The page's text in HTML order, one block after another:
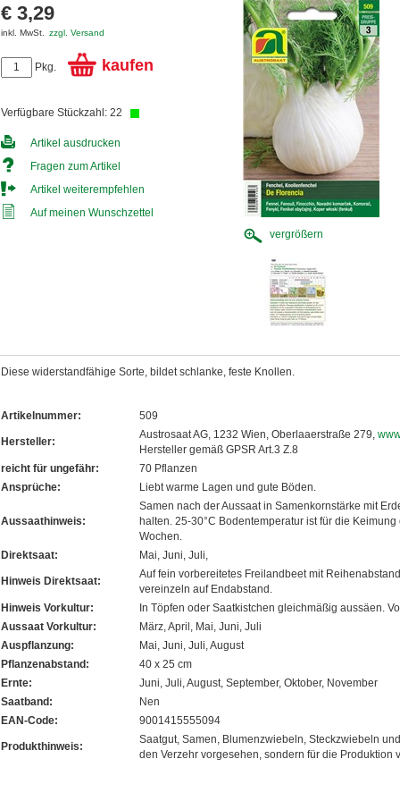
€ 3,29
inkl. MwSt. zzgl. Versand
Pkg. kaufen
Verfügbare Stückzahl: 22
Artikel ausdrucken
Fragen zum Artikel
Artikel weiterempfehlen
Auf meinen Wunschzettel
vergrößern
Diese widerstandfähige Sorte, bildet schlanke, feste Knollen.
Artikelnummer: 509
Hersteller:
Austrosaat AG, 1232 Wien, Oberlaaerstraße 279,
Hersteller gemäß GPSR Art.3 Z.8
reicht für ungefähr:
70 Pflanzen
Ansprüche:
Liebt warme Lagen und gute Böden.
Aussaathinweis:
Samen nach der Aussaat in Samenkornstärke mit
halten. 25-30°C Bodentemperatur ist für die
Wochen.
Direktsaat:
Mai, Juni, Juli,
Hinweis Direktsaat:
Auf fein vorbereitetes Freilandbeet mit
vereinzeln auf Endabstand.
Hinweis Vorkultur:
In Töpfen oder Saatkistchen gleichmäßig aussäen.
Aussaat Vorkultur:
März, April, Mai, Juni, Juli
Auspflanzung:
Mai, Juni, Juli, August
Pflanzenabstand:
40 x 25 cm
Ernte:
Juni, Juli, August, September, Oktober, November
Saatband:
Nen
EAN-Code:
9001415555094
Produkthinweis:
Saatgut, Samen, Blumenzwiebeln, Steckzwiebeln
den Verzehr vorgesehen, sondern für die Produktion